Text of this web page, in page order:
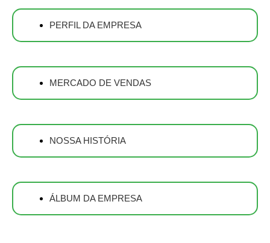
PERFIL DA EMPRESA
MERCADO DE VENDAS
NOSSA HISTÓRIA
ÁLBUM DA EMPRESA